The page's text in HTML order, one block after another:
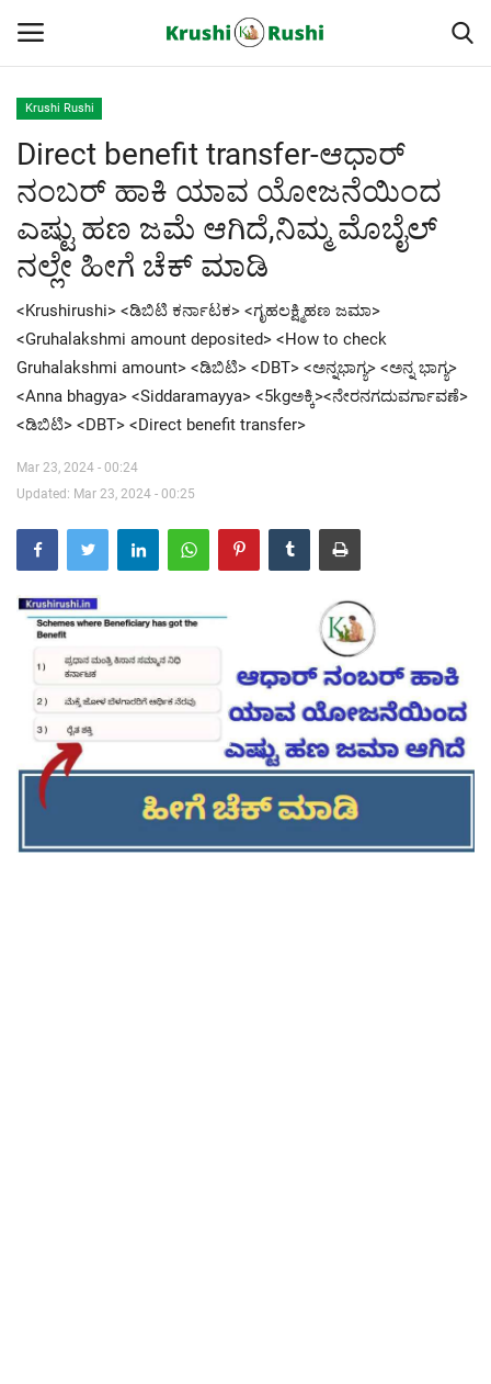
Home
Finance
Contact
ರೈತರ ಯಶೋಗಾಥೆಗಳು
Krushi Rushi
ಮುಂದಿನ 5 ದಿನಗಳ ಮಳೆ ಮಾಹಿತಿ
Gallery
Contact Us
Krushi Rushi
Direct benefit transfer-ಆಧಾರ್
ನಂಬರ್ ಹಾಕಿ ಯಾವ ಯೋಜನೆಯಿಂದ
ಎಷ್ಟು ಹಣ ಜಮೆ ಆಗಿದೆ,ನಿಮ್ಮ ಮೊಬೈಲ್
ನಲ್ಲೇ ಹೀಗೆ ಚೆಕ್ ಮಾಡಿ
<Krushirushi> <ಡಿಬಿಟಿ ಕರ್ನಾಟಕ> <ಗೃಹಲಕ್ಷ್ಮಿಹಣ ಜಮಾ>
<Gruhalakshmi amount deposited> <How to check
Gruhalakshmi amount> <ಡಿಬಿಟಿ> <DBT> <ಅನ್ನಭಾಗ್ಯ> <ಅನ್ನ ಭಾಗ್ಯ>
<Anna bhagya> <Siddaramayya> <5kgಅಕ್ಕಿ><ನೇರನಗದುವರ್ಗಾವಣೆ>
<ಡಿಬಿಟಿ> <DBT> <Direct benefit transfer>
Mar 23, 2024 - 00:24
Updated: Mar 23, 2024 - 00:25